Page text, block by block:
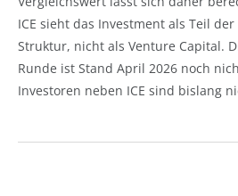
ICE sieht das Investment als Teil
Struktur, nicht als Venture Capital.
Runde ist Stand April 2026 noch
Investoren neben ICE sind bislang